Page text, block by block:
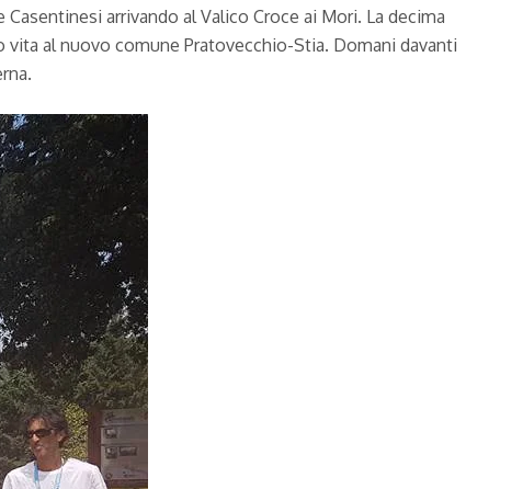
arrivando al Valico Croce ai Mori. La decima
vita al nuovo comune Pratovecchio-Stia. Domani davanti